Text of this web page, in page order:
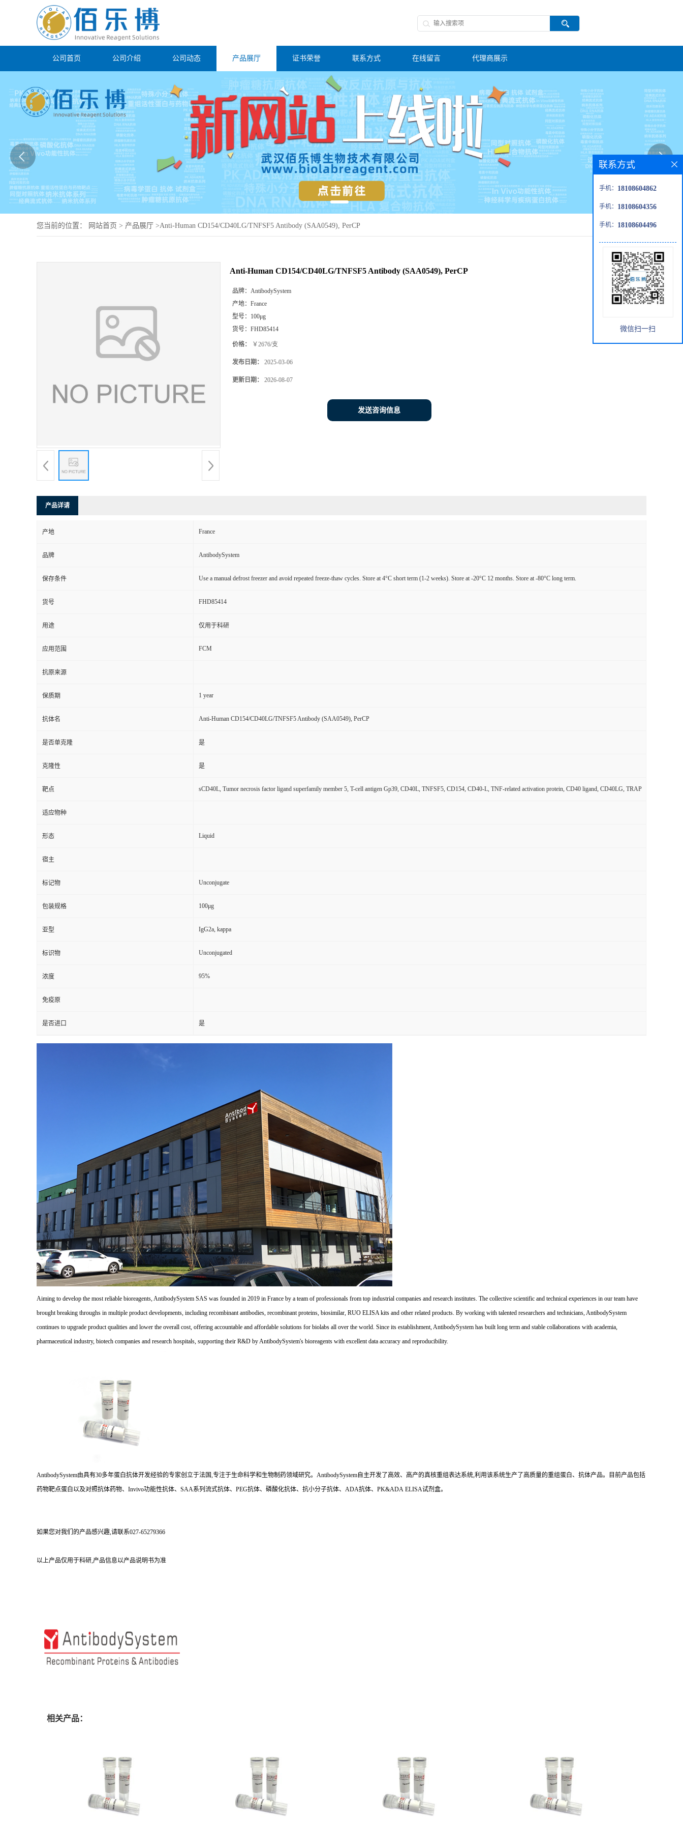
公司首页 公司介绍 公司动态 产品展厅 证书荣誉 联系方式 在线留言 代理商展示
您当前的位置： 网站首页 > 产品展厅 >Anti-Human CD154/CD40LG/TNFSF5 Antibody (SAA0549), PerCP
Anti-Human CD154/CD40LG/TNFSF5 Antibody (SAA0549), PerCP
品牌： AntibodySystem
产地： France
型号： 100μg
货号： FHD85414
价格： ￥2676/支
发布日期： 2025-03-06
更新日期： 2026-08-07
发送咨询信息
产品详请
产地 France
品牌 AntibodySystem
保存条件 Use a manual defrost freezer and avoid repeated freeze-thaw cycles. Store at 4°C short term (1-2 weeks). Store at -20°C 12 months. Store at -80°C long term.
货号 FHD85414
用途 仅用于科研
应用范围 FCM
抗原来源
保质期 1 year
抗体名 Anti-Human CD154/CD40LG/TNFSF5 Antibody (SAA0549), PerCP
是否单克隆 是
克隆性 是
靶点 sCD40L, Tumor necrosis factor ligand superfamily member 5, T-cell antigen Gp39, CD40L, TNFSF5, CD154, CD40-L, TNF-related activation protein, CD40 ligand, CD40LG, TRAP
适应物种
形态 Liquid
宿主
标记物 Unconjugate
包装规格 100μg
亚型 IgG2a, kappa
标识物 Unconjugated
浓度 95%
免疫原
是否进口 是
Aiming to develop the most reliable bioreagents, AntibodySystem SAS was founded in 2019 in France by a team of professionals from top industrial companies and research institutes. The collective scientific and technical experiences in our team have
brought breaking throughs in multiple product developments, including recombinant antibodies, recombinant proteins, biosimilar, RUO ELISA kits and other related products. By working with talented researchers and technicians, AntibodySystem
continues to upgrade product qualities and lower the overall cost, offering accountable and affordable solutions for biolabs all over the world. Since its establishment, AntibodySystem has built long term and stable collaborations with academia,
pharmaceutical industry, biotech companies and research hospitals, supporting their R&D by AntibodySystem's bioreagents with excellent data accuracy and reproducibility.
AntibodySystem由具有30多年蛋白抗体开发经验的专家创立于法国,专注于生命科学和生物制药领域研究。AntibodySystem自主开发了高效、高产的真核重组表达系统,利用该系统生产了高质量的重组蛋白、抗体产品。目前产品包括
药物靶点蛋白以及对照抗体药物、Invivo功能性抗体、SAA系列流式抗体、PEG抗体、磷酸化抗体、抗小分子抗体、ADA抗体、PK&ADA ELISA试剂盒。
如果您对我们的产品感兴趣,请联系027-65279366
以上产品仅用于科研,产品信息以产品说明书为准
相关产品：
联系方式
手机： 18108604862
手机： 18108604356
手机： 18108604496
微信扫一扫